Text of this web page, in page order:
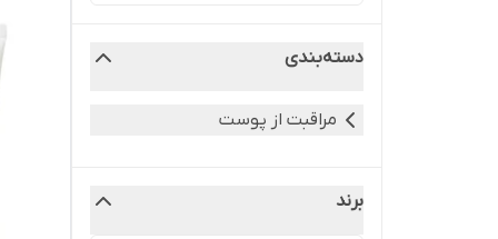
دسته‌بندی
مراقبت از پوست
برند